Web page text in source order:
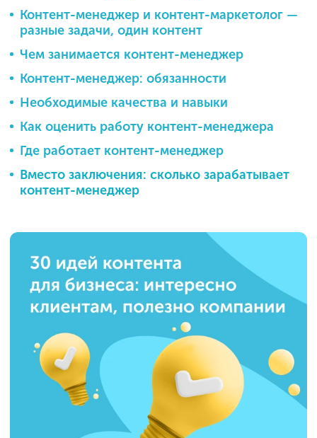
Контент-менеджер и контент-маркетолог —
разные задачи, один контент
Чем занимается контент-менеджер
Контент-менеджер: обязанности
Необходимые качества и навыки
Как оценить работу контент-менеджера
Где работает контент-менеджер
Вместо заключения: сколько зарабатывает
контент-менеджер